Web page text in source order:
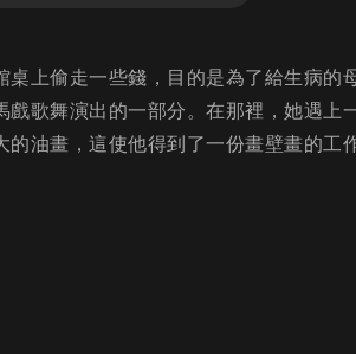
桌上偷走一些錢，目的是為了給生病
戲歌舞演出的一部分。在那裡，她遇
的油畫，這使他得到了一份畫壁畫的